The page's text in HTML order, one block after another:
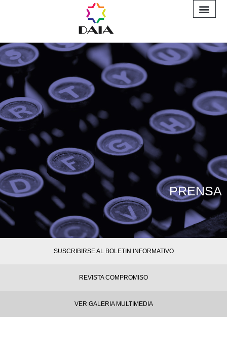
PRENSA
SUSCRIBIRSE AL BOLETIN INFORMATIVO
REVISTA COMPROMISO
VER GALERIA MULTIMEDIA